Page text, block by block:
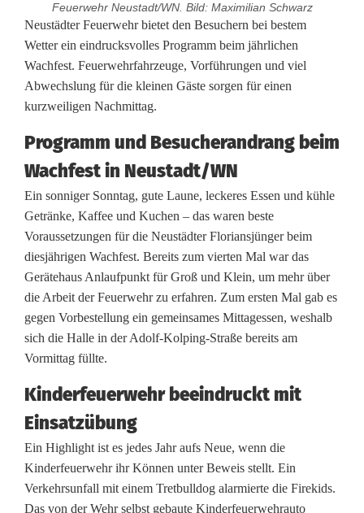
Feuerwehr Neustadt/WN. Bild: Maximilian Schwarz
S
c
h
u
ü
b
u
n
g
u
n
d
K
i
n
Neustädter Feuerwehr bietet den Besuchern bei bestem
Wetter ein eindrucksvolles Programm beim jährlichen
Wachfest. Feuerwehrfahrzeuge, Vorführungen und viel
Abwechslung für die kleinen Gäste sorgen für einen
kurzweiligen Nachmittag.
Programm und Besucherandrang beim
Wachfest in Neustadt/WN
Ein sonniger Sonntag, gute Laune, leckeres Essen und kühle
Getränke, Kaffee und Kuchen – das waren beste
Voraussetzungen für die Neustädter Floriansjünger beim
diesjährigen Wachfest. Bereits zum vierten Mal war das
Gerätehaus Anlaufpunkt für Groß und Klein, um mehr über
die Arbeit der Feuerwehr zu erfahren. Zum ersten Mal gab es
gegen Vorbestellung ein gemeinsames Mittagessen, weshalb
sich die Halle in der Adolf-Kolping-Straße bereits am
Vormittag füllte.
Kinderfeuerwehr beeindruckt mit
Einsatzübung
Ein Highlight ist es jedes Jahr aufs Neue, wenn die
Kinderfeuerwehr ihr Können unter Beweis stellt. Ein
Verkehrsunfall mit einem Tretbulldog alarmierte die Firekids.
Das von der Wehr selbst gebaute Kinderfeuerwehrauto